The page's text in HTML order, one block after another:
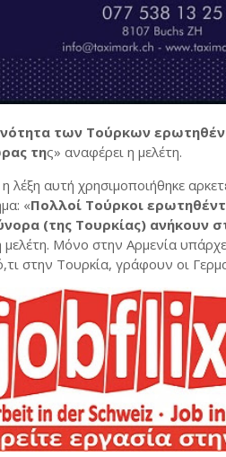
των Τούρκων
της» αναφέρει η μελέτη.
λέξη αυτή χρησιμοποιήθηκε
«Πολλοί Τούρκοι
(της Τουρκίας) ανήκουν
μελέτη. Μόνο στην Αρμενία
στην Τουρκία, γράφουν οι